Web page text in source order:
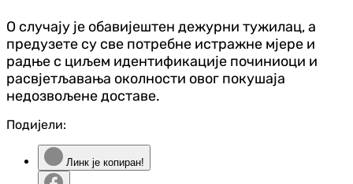
О случају је обавијештен дежурни тужилац, а
предузете су све потребне истражне мјере и
радње с циљем идентификације починиоци и
расвјетљавања околности овог покушаја
недозвољене доставе.
Подијели:
Линк је копиран!